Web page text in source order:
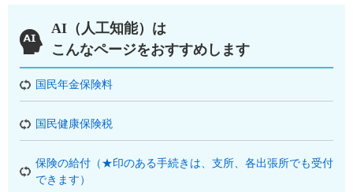
AI（人工知能）は
こんなページをおすすめします
国民年金保険料
国民健康保険税
保険の給付（★印のある手続きは、支所、各出張所でも受付
できます）